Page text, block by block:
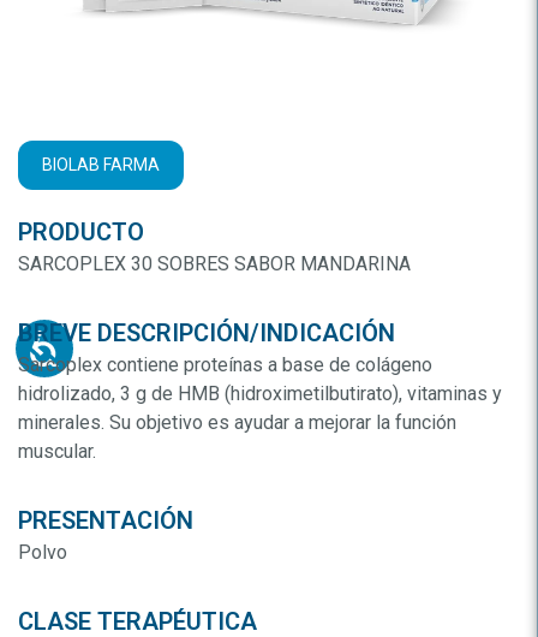
BIOLAB FARMA
PRODUCTO
SARCOPLEX 30 SOBRES SABOR MANDARINA
BREVE DESCRIPCIÓN/INDICACIÓN
Sarcoplex contiene proteínas a base de colágeno
hidrolizado, 3 g de HMB (hidroximetilbutirato), vitaminas y
minerales. Su objetivo es ayudar a mejorar la función
muscular.
PRESENTACIÓN
Polvo
CLASE TERAPÉUTICA